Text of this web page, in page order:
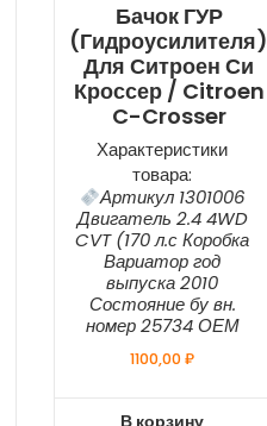
Бачок ГУР
(гидроусилителя)
Для Ситроен Си
Кроссер / Citroen
C-Crosser
Характеристики
товара:
Артикул 1301006
Двигатель 2.4 4WD
CVT (170 л.с Коробка
Вариатор год
выпуска 2010
Состояние бу вн.
номер 25734 ОЕМ
1100,00₽
В корзину